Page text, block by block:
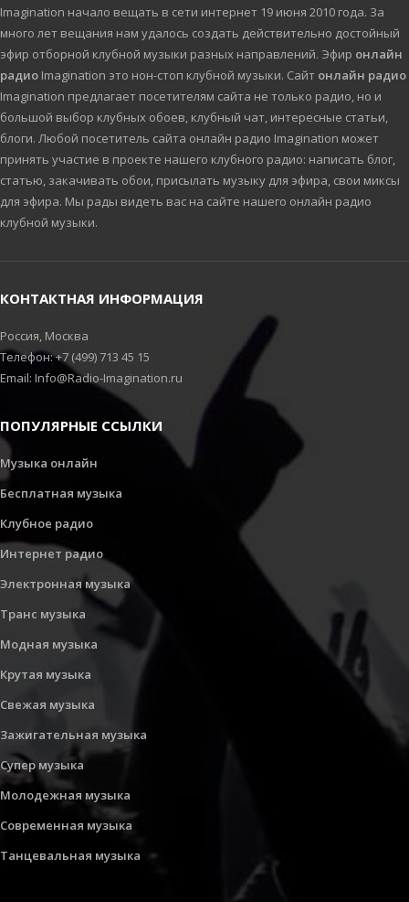
Imagination начало вещать в сети интернет 19 июня 2010 года. За
много лет вещания нам удалось создать действительно достойный
эфир отборной клубной музыки разных направлений. Эфир онлайн
радио Imagination это нон-стоп клубной музыки. Сайт онлайн радио
Imagination предлагает посетителям сайта не только радио, но и
большой выбор клубных обоев, клубный чат, интересные статьи,
блоги. Любой посетитель сайта онлайн радио Imagination может
принять участие в проекте нашего клубного радио: написать блог,
статью, закачивать обои, присылать музыку для эфира, свои миксы
для эфира. Мы рады видеть вас на сайте нашего онлайн радио
клубной музыки.
КОНТАКТНАЯ ИНФОРМАЦИЯ
Россия, Москва
Телефон: +7 (499) 713 45 15
Email: Info@Radio-Imagination.ru
ПОПУЛЯРНЫЕ ССЫЛКИ
Музыка онлайн
Бесплатная музыка
Клубное радио
Интернет радио
Электронная музыка
Транс музыка
Модная музыка
Крутая музыка
Свежая музыка
Зажигательная музыка
Супер музыка
Молодежная музыка
Современная музыка
Танцевальная музыка